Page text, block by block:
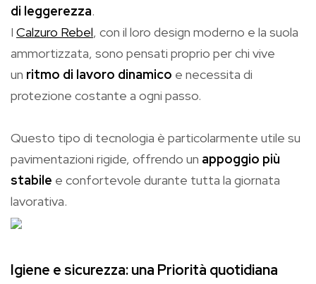
di leggerezza.
I Calzuro Rebel, con il loro design moderno e la suola
ammortizzata, sono pensati proprio per chi vive
un ritmo di lavoro dinamico e necessita di
protezione costante a ogni passo.
Questo tipo di tecnologia è particolarmente utile su
pavimentazioni rigide, offrendo un appoggio più
stabile e confortevole durante tutta la giornata
lavorativa.
Igiene e sicurezza: una Priorità quotidiana